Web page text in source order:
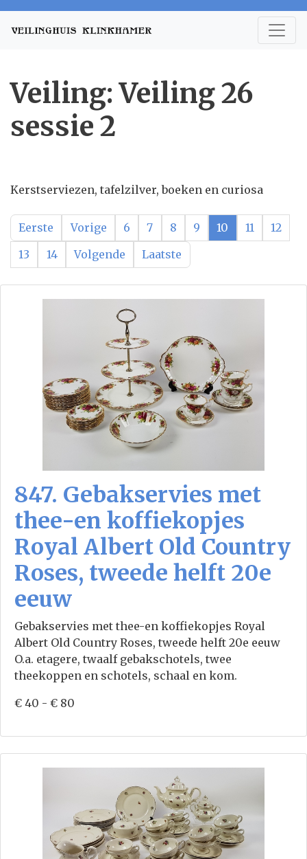
Veiling: Veiling 26
sessie 2
Kerstserviezen, tafelzilver, boeken en curiosa
Eerste Vorige 6 7 8 9 10 11
12
13
14 Volgende Laatste
847. Gebakservies met
thee-en koffiekopjes
Royal Albert Old Country
Roses, tweede helft 20e
eeuw
Gebakservies met thee-en koffiekopjes Royal
Albert Old Country Roses, tweede helft 20e eeuw
O.a. etagere, twaalf gebakschotels, twee
theekoppen en schotels, schaal en kom.
€ 40 - € 80